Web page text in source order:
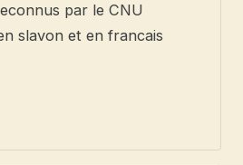
par le CNU
slavon et en francais